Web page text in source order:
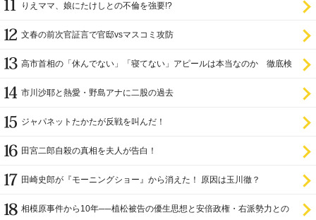
りえママ、娘にたけしとの不倫を強要!?
文春の前次官証言で官邸vsマスコミ攻防
高市首相の「休んでない」「寝てない」アピールは本当なのか 徹底検
市川沙耶と熱愛・野島アナに二股の過去
ジャパネットたかたが反戦を叫んだ！
田宮二郎自殺の真相を夫人が告白！
田崎史郎が『モーニングショー』から消えた！ 原因は玉川徹？
相模原事件から10年──植松被告の優生思想と安倍政権・右派勢力との